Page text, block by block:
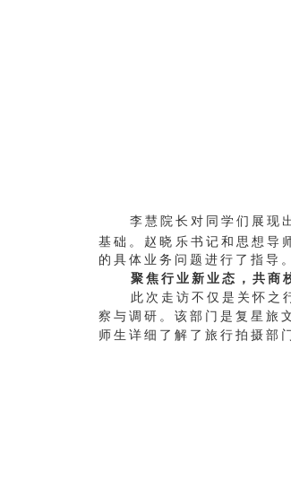
李慧院长对同学们展现出
基础。赵晓乐书记和思想导
的具体业务问题进行了指导。
聚焦行业新业态，共商
此次走访不仅是关怀之
察与调研。该部门是复星旅
师生详细了解了旅行拍摄部